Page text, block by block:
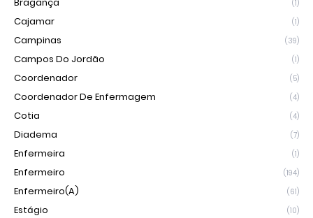
(1)
Cajamar (1)
Campinas (39)
Campos Do Jordão (1)
Coordenador (5)
Coordenador De Enfermagem (4)
Cotia (4)
Diadema (7)
Enfermeira (1)
Enfermeiro (194)
Enfermeiro(a) (61)
Estágio (10)